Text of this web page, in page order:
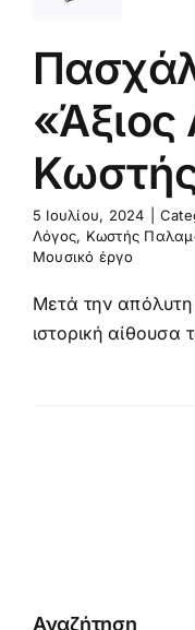
5 Ιουλίου, 2024
Λόγος, Κωστής
Μουσικό έργο
Μετά την απόλυτη
ιστορική αίθουσα
Αναζήτηση